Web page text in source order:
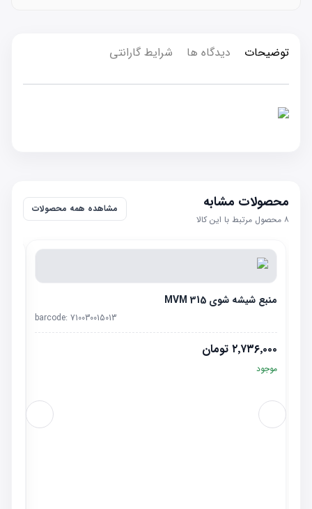
توضیحات دیدگاه ها شرایط گارانتی
محصولات مشابه
۸ محصول مرتبط با این کالا
مشاهده همه محصولات
منبع شیشه شوی MVM 315
barcode: 710030015013
۲٬۷۳۶٬۰۰۰ تومان
موجود